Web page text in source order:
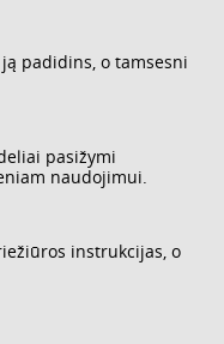
padidins, o tamsesni
pasižymi
naudojimui.
instrukcijas, o